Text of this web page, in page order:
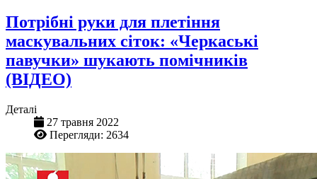
Потрібні руки для плетіння
маскувальних сіток: «Черкаські
павучки» шукають помічників
(ВІДЕО)
Деталі
27 травня 2022
Перегляди: 2634